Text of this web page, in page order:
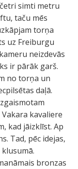
simti metru
taču mēs
torņa
uz Freiburgu
neizdevās
ir pārāk garš.
no torņa un
daļā.
kavaliere
kad jāizklīst. Ap
Tad, pēc idejas,
bronzas